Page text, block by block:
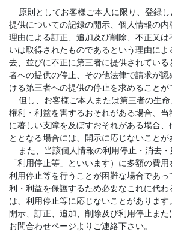
原則としてお客様ご本人に限り、登録
提供についての記録の開示、個人情報の内
理由による訂正、追加及び削除、不正又
いは取得されたものであるという理由に
去、並びに不正に第三者に提供されてい
者への提供の停止、その他法律で請求が
ける第三者への提供の停止を求めることが
但し、お客様ご本人または第三者の生
権利・利益を害するおそれがある場合、
に著しい支障を及ぼすおそれがある場合、
ととなる場合には、開示に応じないことが
また、当該個人情報の利用停止・消去
「利用停止等」といいます）に多額の費
利用停止等を行うことが困難な場合であ
利・利益を保護するため必要なこれに代わ
は、利用停止等に応じないことがあります。
開示、訂正、追加、削除及び利用停止ま
お問合わせページよりご連絡下さい。